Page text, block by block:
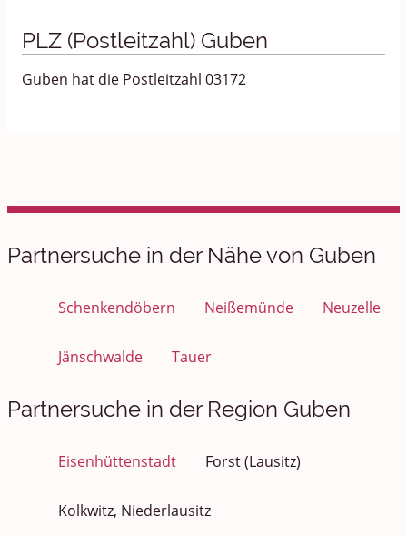
PLZ (Postleitzahl) Guben
Guben hat die Postleitzahl 03172
Partnersuche in der Nähe von Guben
Schenkendöbern Neißemünde Neuzelle
Jänschwalde Tauer
Partnersuche in der Region Guben
Eisenhüttenstadt Forst (Lausitz)
Kolkwitz, Niederlausitz